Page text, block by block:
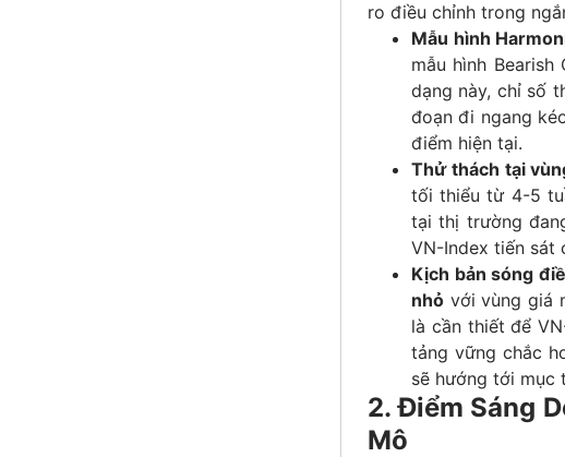
ro điều chỉnh trong
Mẫu hình
mẫu hình
dạng này, chỉ số
đoạn đi ngang
điểm hiện tại.
Thử thách tại
tối thiểu từ 4-5
tại thị trường
VN-Index tiến sát
Kịch bản sóng
nhỏ với vùng giá
là cần thiết để
tảng vững chắc
sẽ hướng tới mục
2. Điểm Sáng
Mô